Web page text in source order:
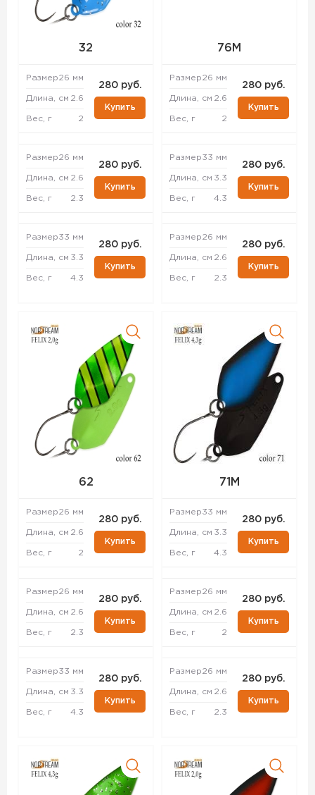
32
Размер26 мм
Длина, см 2.6
Вес, г 2
280 руб.
Купить
Размер26 мм
Длина, см 2.6
Вес, г 2.3
280 руб.
Купить
Размер33 мм
Длина, см 3.3
Вес, г 4.3
280 руб.
Купить
76M
Размер26 мм
Длина, см 2.6
Вес, г 2
280 руб.
Купить
Размер33 мм
Длина, см 3.3
Вес, г 4.3
280 руб.
Купить
Размер26 мм
Длина, см 2.6
Вес, г 2.3
280 руб.
Купить
62
Размер26 мм
Длина, см 2.6
Вес, г 2
280 руб.
Купить
Размер26 мм
Длина, см 2.6
Вес, г 2.3
280 руб.
Купить
Размер33 мм
Длина, см 3.3
Вес, г 4.3
280 руб.
Купить
71M
Размер33 мм
Длина, см 3.3
Вес, г 4.3
280 руб.
Купить
Размер26 мм
Длина, см 2.6
Вес, г 2
280 руб.
Купить
Размер26 мм
Длина, см 2.6
Вес, г 2.3
280 руб.
Купить